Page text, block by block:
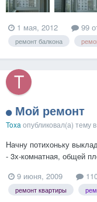
1 мая, 2012 99
ремонт балкона
Мой ремонт
Toxa опубликовал(а) тему в
Начну потихоньку
- 3х-комнатная, общей
познания в этом деле
нанимать специально
9 июня, 2009
ремонт квартиры